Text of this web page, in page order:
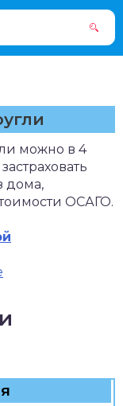
можно в 4
дома,
ОСАГО.